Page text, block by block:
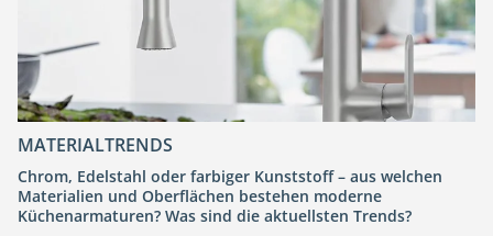
MATERIALTRENDS
Chrom, Edelstahl oder farbiger Kunststoff – aus welchen
Materialien und Oberflächen bestehen moderne
Küchenarmaturen? Was sind die aktuellsten Trends?